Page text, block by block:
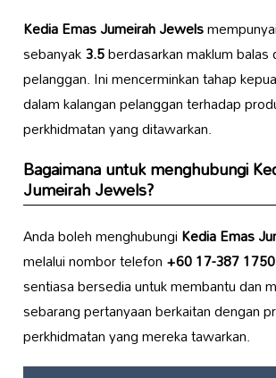
Kedia Emas Jumeirah Jewels
sebanyak3.5berdasarkan maklum balas
pelanggan. Ini mencerminkan tahap
dalam kalangan pelanggan terhadap
perkhidmatan yang ditawarkan.
Bagaimana untuk menghubungi
Jumeirah Jewels?
Anda boleh menghubungiKedia Emas
melalui nombor telefon+60 17-387 1750
sentiasa bersedia untuk membantu dan
sebarang pertanyaan berkaitan dengan
perkhidmatan yang mereka tawarkan.